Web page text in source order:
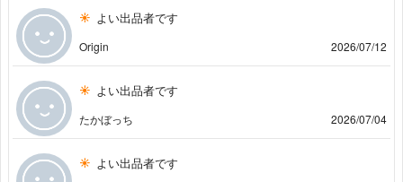
よい出品者です
Origin 2026/07/12
よい出品者です
たかぼっち 2026/07/04
よい出品者です